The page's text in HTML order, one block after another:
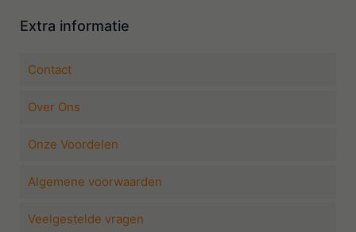
Extra informatie
Contact
Over Ons
Onze Voordelen
Algemene voorwaarden
Veelgestelde vragen